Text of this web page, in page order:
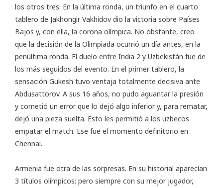
los otros tres. En la última ronda, un triunfo en el cuarto
tablero de Jakhongir Vakhidov dio la victoria sobre Países
Bajos y, con ella, la corona olímpica. No obstante, creo
que la decisión de la Olimpiada ocurrió un día antes, en la
penúltima ronda. El duelo entre India 2 y Uzbekistán fue de
los más seguidos del evento. En el primer tablero, la
sensación Gukesh tuvo ventaja totalmente decisiva ante
Abdusattorov. A sus 16 años, no pudo aguantar la presión
y cometió un error que lo dejó algo inferior y, para rematar,
dejó una pieza suelta. Esto les permitió a los uzbecos
empatar el match. Ese fue el momento definitorio en
Chennai.
Armenia fue otra de las sorpresas. En su historial aparecían
3 títulos olímpicos; pero siempre con su mejor jugador,